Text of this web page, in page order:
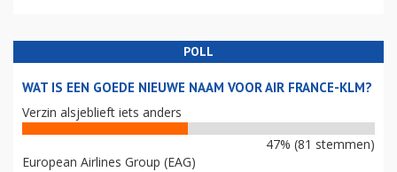
POLL
WAT IS EEN GOEDE NIEUWE NAAM VOOR AIR FRANCE-KLM?
Verzin alsjeblieft iets anders
47% (81 stemmen)
European Airlines Group (EAG)